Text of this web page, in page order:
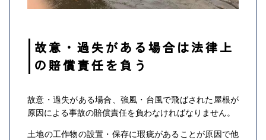
故意・過失がある場合は法律上
の賠償責任を負う
故意・過失がある場合、強風・台風で飛ばされた屋根が
原因による事故の賠償責任を負わなければなりません。
土地の工作物の設置・保存に瑕疵があることが原因で他